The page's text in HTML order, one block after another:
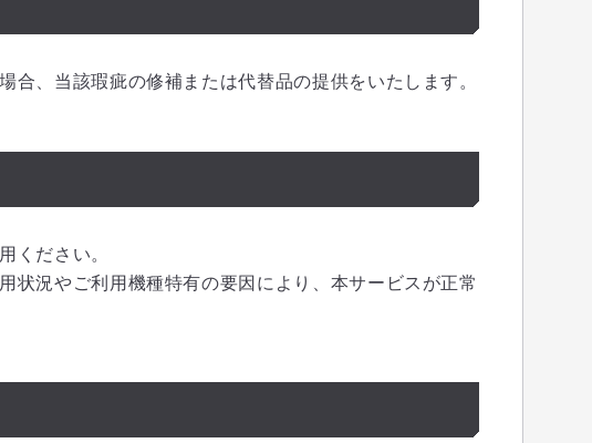
合、当該瑕疵の修補または代替品の提供をいたします。
ください。
状況やご利用機種特有の要因により、本サービスが正常